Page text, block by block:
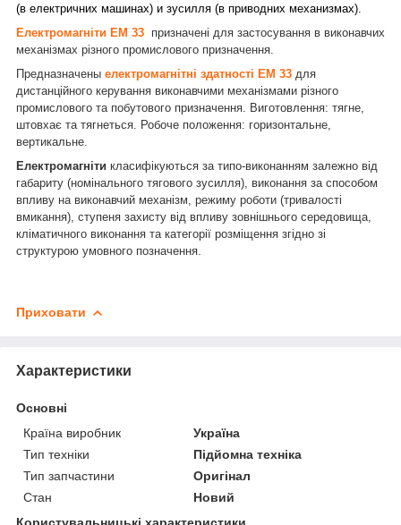
(в електричних машинах) и зусилля (в приводних механизмах).
Електромагніти ЕМ 33 призначені для застосування в виконавчих
механізмах різного промислового призначення.
Предназначены електромагнітні здатності ЕМ 33 для
дистанційного керування виконавчими механізмами різного
промислового та побутового призначення. Виготовлення: тягне,
штовхає та тягнеться. Робоче положення: горизонтальне,
вертикальне.
Електромагніти класифікуються за типо-виконанням залежно від
габариту (номінального тягового зусилля), виконання за способом
впливу на виконавчий механізм, режиму роботи (тривалості
вмикання), ступеня захисту від впливу зовнішнього середовища,
кліматичного виконання та категорії розміщення згідно зі
структурою умовного позначення
Приховати
Характеристики
Основні
Країна виробник
Україна
Тип техніки
Підйомна техніка
Тип запчастини
Оригінал
Стан
Новий
Користувальницькі характеристики